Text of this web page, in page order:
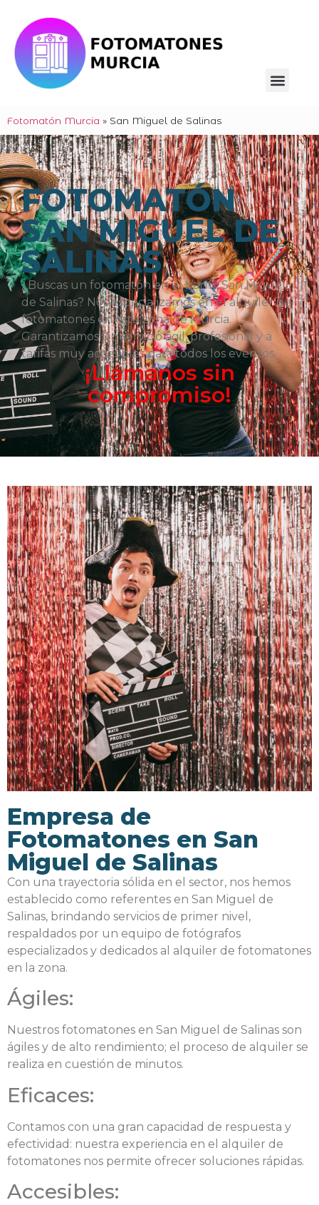
Fotomatón Murcia » San Miguel de Salinas
FOTOMATÓN
SAN MIGUEL DE
SALINAS
¿Buscas un fotomatón en el barrio San Miguel
de Salinas? Nos especializamos en el alquiler de
fotomatones en esta zona de Murcia.
Garantizamos un servicio ágil, profesional y a
tarifas muy accesibles para todos los eventos.
¡Llámanos sin
compromiso!
Empresa de
Fotomatones en San
Miguel de Salinas
Con una trayectoria sólida en el sector, nos hemos
establecido como referentes en San Miguel de
Salinas, brindando servicios de primer nivel,
respaldados por un equipo de fotógrafos
especializados y dedicados al alquiler de fotomatones
en la zona.
Ágiles:
Nuestros fotomatones en San Miguel de Salinas son
ágiles y de alto rendimiento; el proceso de alquiler se
realiza en cuestión de minutos.
Eficaces:
Contamos con una gran capacidad de respuesta y
efectividad: nuestra experiencia en el alquiler de
fotomatones nos permite ofrecer soluciones rápidas.
Accesibles: